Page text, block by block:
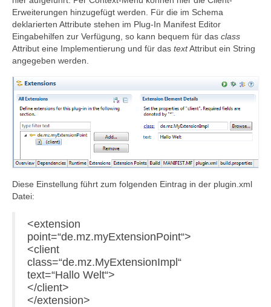
Erweiterungen hinzugefügt werden. Für die im Schema
deklarierten Attribute stehen im Plug-In Manifest Editor
Eingabehilfen zur Verfügung, so kann bequem für das class
Attribut eine Implementierung und für das textAttribut ein String
angegeben werden.
Diese Einstellung führt zum folgenden Eintrag in der plugin.xml
Datei:
<extension
point=“de.mz.myExtensionPoint“>
<client
class=“de.mz.MyExtensionImpl“
text=“Hallo Welt“>
</client>
</extension>